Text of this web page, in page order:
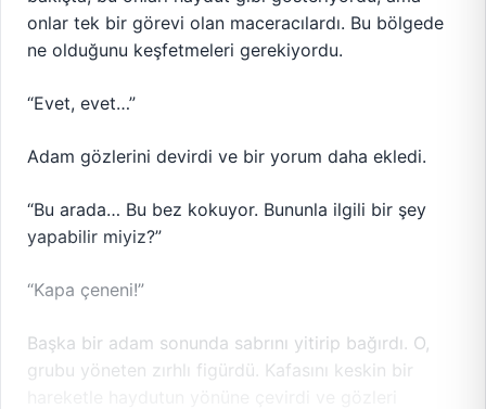
onlar tek bir görevi olan maceracılardı. Bu bölgede
ne olduğunu keşfetmeleri gerekiyordu.
“Evet, evet…”
Adam gözlerini devirdi ve bir yorum daha ekledi.
“Bu arada… Bu bez kokuyor. Bununla ilgili bir şey
yapabilir miyiz?”
“Kapa çeneni!”
Başka bir adam sonunda sabrını yitirip bağırdı. O,
grubu yöneten zırhlı figürdü. Kafasını keskin bir